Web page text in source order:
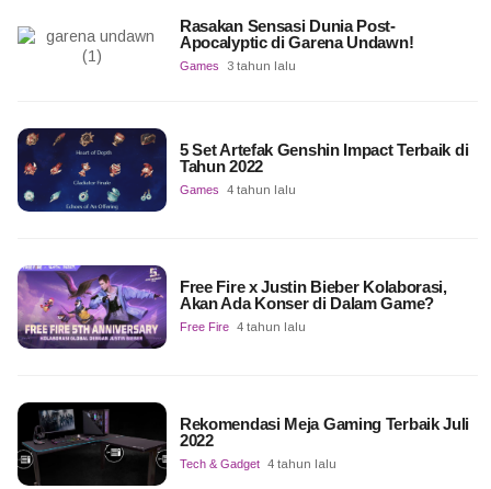
Rasakan Sensasi Dunia Post-
Apocalyptic di Garena Undawn!
Games 3 tahun lalu
5 Set Artefak Genshin Impact Terbaik di
Tahun 2022
Games 4 tahun lalu
Free Fire x Justin Bieber Kolaborasi,
Akan Ada Konser di Dalam Game?
Free Fire 4 tahun lalu
Rekomendasi Meja Gaming Terbaik Juli
2022
Tech & Gadget 4 tahun lalu